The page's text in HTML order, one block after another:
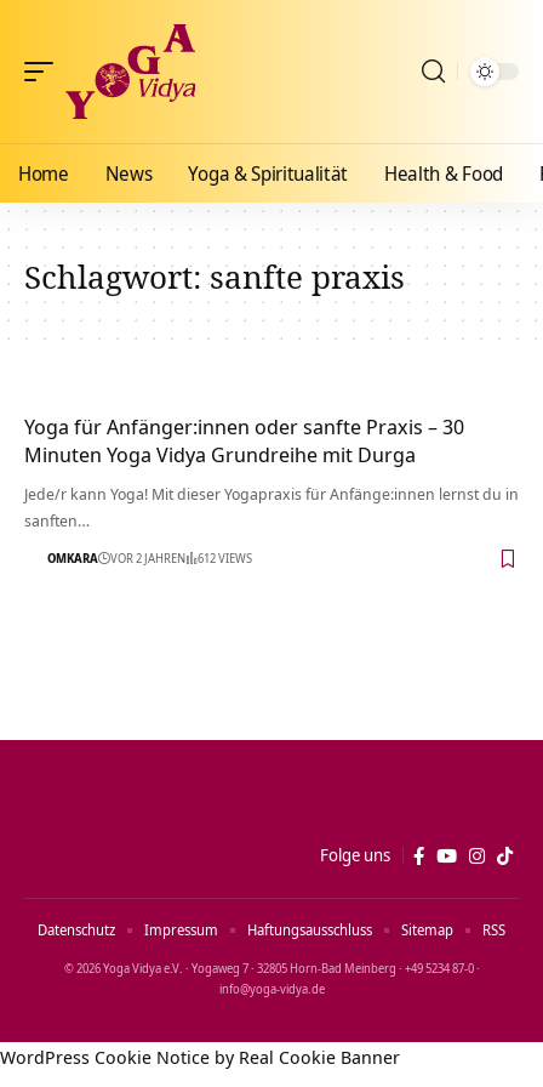
Home News Yoga & Spiritualität Health & Food
Schlagwort:sanfte praxis
Yoga für Anfänger:innen oder sanfte Praxis – 30
Minuten Yoga Vidya Grundreihe mit Durga
Jede/r kann Yoga! Mit dieser Yogapraxis für Anfänge:innen lernst du in
sanften…
OMKARA VOR 2 JAHREN 612 VIEWS
Folge uns
© 2026 Yoga Vidya e.V. · Yogaweg 7 · 32805 Horn‑Bad Meinberg · +49 5234 87‑0 ·
info@yoga‑vidya.de
Datenschutz Impressum Haftungsausschluss Sitemap RSS
WordPress Cookie Notice by Real Cookie Banner